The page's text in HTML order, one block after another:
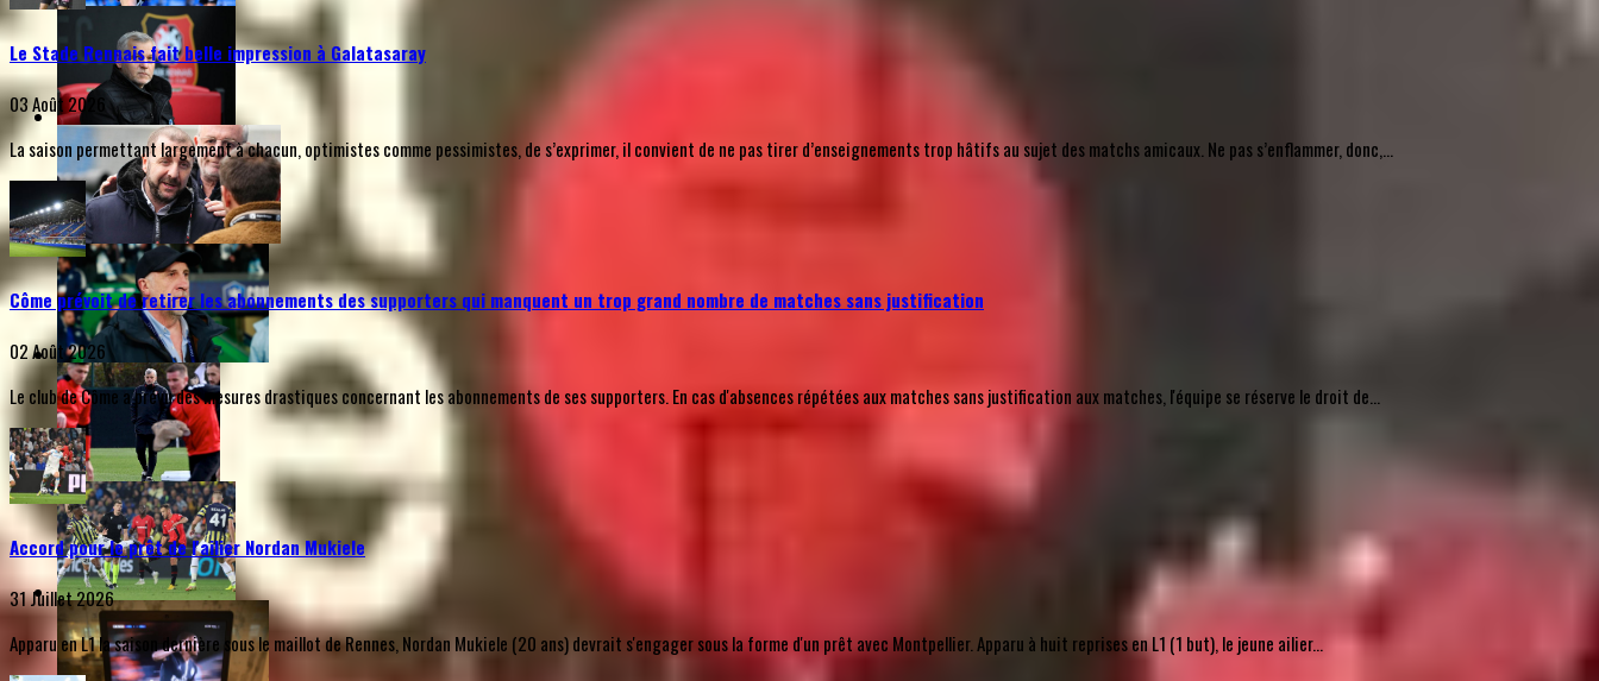
Le Stade Rennais fait belle impression à Galatasaray
03 Août 2026
La saison permettant largement à chacun, optimistes comme pessimistes, de s’exprimer, il convient de ne pas tirer d’enseignements trop hâtifs au sujet des matchs amicaux. Ne pas s’enflammer, donc,...
Côme prévoit de retirer les abonnements des supporters qui manquent un trop grand nombre de matches sans justification
02 Août 2026
Le club de Côme a prévu des mesures drastiques concernant les abonnements de ses supporters. En cas d'absences répétées aux matches sans justification aux matches, l'équipe se réserve le droit de...
Accord pour le prêt de l'ailier Nordan Mukiele
31 Juillet 2026
Apparu en L1 la saison dernière sous le maillot de Rennes, Nordan Mukiele (20 ans) devrait s'engager sous la forme d'un prêt avec Montpellier. Apparu à huit reprises en L1 (1 but), le jeune ailier...